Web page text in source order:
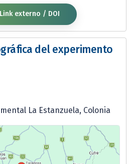
Link externo / DOI
del experimento
La Estanzuela, Colonia